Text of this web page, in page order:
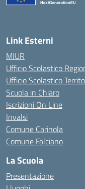
Link Esterni
MIUR
Ufficio Scolastico
Ufficio Scolastico
Scuola in Chiaro
Iscrizioni On Line
Invalsi
Comune Carinola
Comune Falciano
La Scuola
Presentazione